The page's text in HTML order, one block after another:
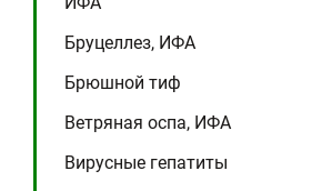
Бруцеллез, ИФА
Брюшной тиф
Ветряная оспа, ИФА
Вирусные гепатиты